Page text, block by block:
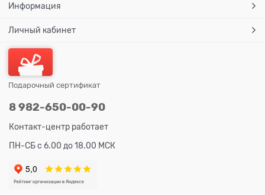
Информация
Личный кабинет
Подарочный сертификат
8 982-650-00-90
Контакт-центр работает
ПН-СБ с 6.00 до 18.00 МСК